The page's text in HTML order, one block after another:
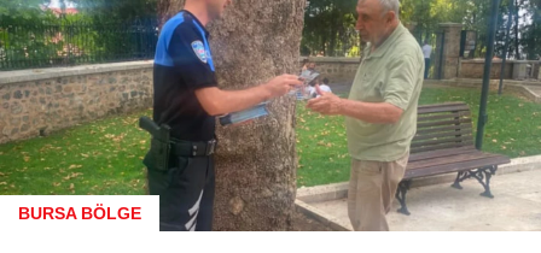
BURSA BÖLGE